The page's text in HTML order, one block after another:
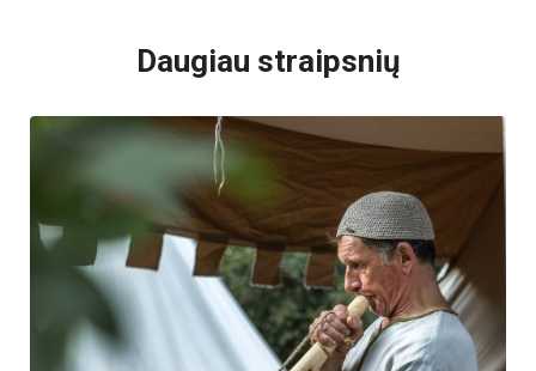
Daugiau straipsnių